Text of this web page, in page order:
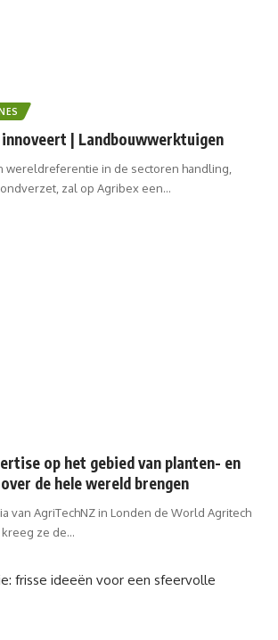
| Landbouwwerktuigen
wereldreferentie in de sectoren handling,
zal op Agribex een…
op het gebied van planten- en
de hele wereld brengen
van AgriTechNZ in Londen de World Agritech
ze de…